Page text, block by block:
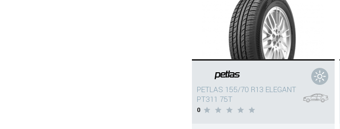
PETLAS 155/70 R13 ELEGANT
PT311 75T
0